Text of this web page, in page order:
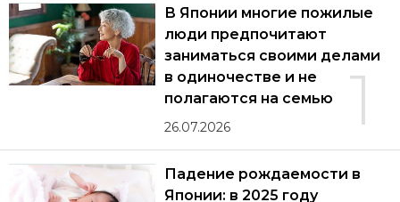
1
В Японии многие пожилые
люди предпочитают
заниматься своими делами
в одиночестве и не
полагаются на семью
26.07.2026
Падение рождаемости в
Японии: в 2025 году